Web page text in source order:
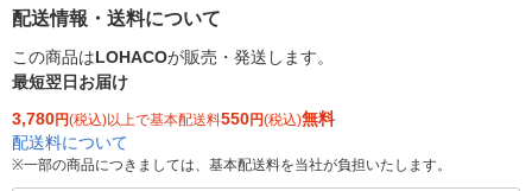
配送情報・送料について
この商品はLOHACOが販売・発送します。
最短翌日お届け
3,780円(税込)以上で基本配送料550円(税込)無料
配送料について
※一部の商品につきましては、基本配送料を当社が負担いたします。